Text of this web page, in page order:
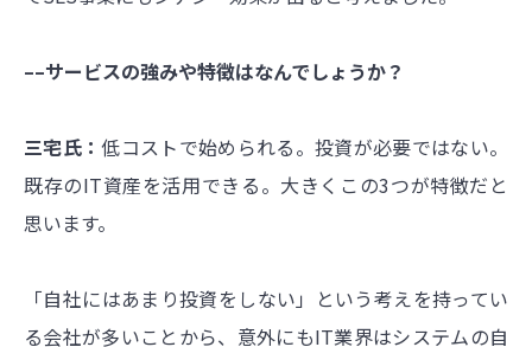
––サービスの強みや特徴はなんでしょうか？
三宅氏：低コストで始められる。投資が必要ではない。
既存のIT資産を活用できる。大きくこの3つが特徴だと
思います。
「自社にはあまり投資をしない」という考えを持ってい
る会社が多いことから、意外にもIT業界はシステムの自